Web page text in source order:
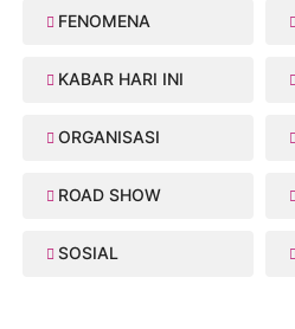
FENOMENA
KABAR HARI INI
ORGANISASI
ROAD SHOW
SOSIAL